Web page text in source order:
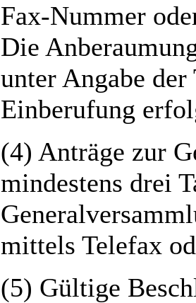
Fax-Nummer
Die
unter Angabe
Einberufung
(4) Anträge zur
mindestens drei
mittels Telefax
(5) Gültige